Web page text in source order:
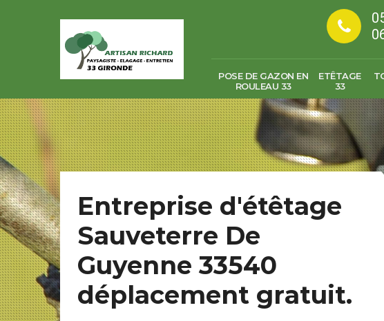
POSE DE GAZON EN
ROULEAU 33
ETÊTAGE
33
Entreprise d'étêtage
Sauveterre De
Guyenne 33540
déplacement gratuit.